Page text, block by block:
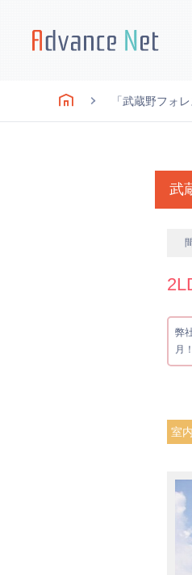
「武蔵野フォ
武
弊
月！
室